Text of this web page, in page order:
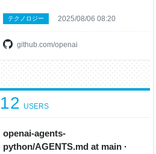
github.com/openai
テクノロジー 2025/08/06 08:20
openai-agents-
python/AGENTS.md at main ·
12 USERS